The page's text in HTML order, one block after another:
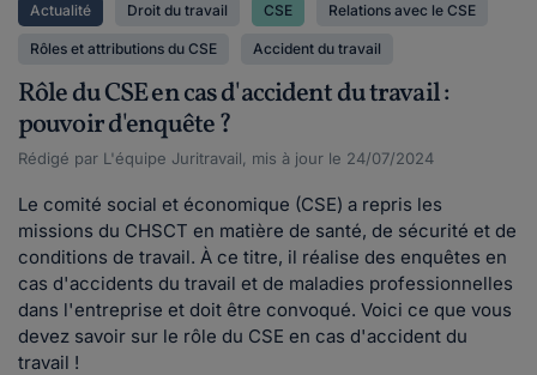
Actualité Droit du travail CSE Relations avec le CSE
Rôles et attributions du CSE Accident du travail
Rôle du CSE en cas d'accident du travail :
pouvoir d'enquête ?
Rédigé par L'équipe Juritravail, mis à jour le 24/07/2024
Le comité social et économique (CSE) a repris les
missions du CHSCT en matière de santé, de sécurité et de
conditions de travail. À ce titre, il réalise des enquêtes en
cas d'accidents du travail et de maladies professionnelles
dans l'entreprise et doit être convoqué. Voici ce que vous
devez savoir sur le rôle du CSE en cas d'accident du
travail !